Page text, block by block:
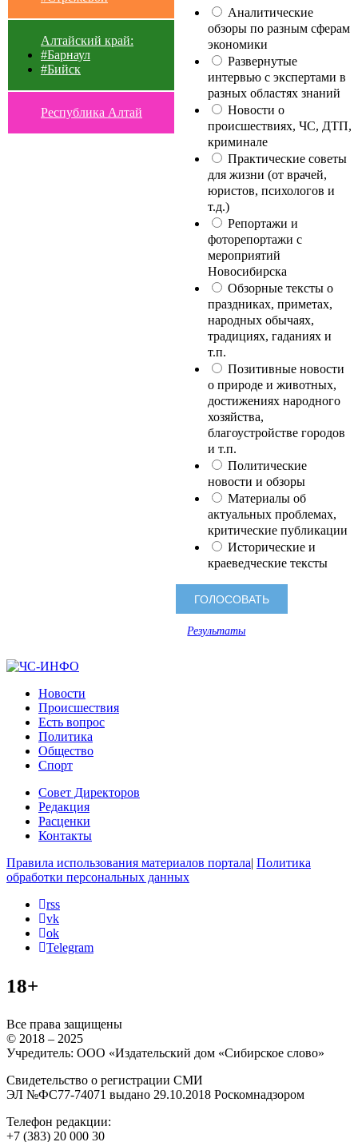
Алтайский край:
#Барнаул
#Бийск
Республика Алтай
Аналитические
обзоры по разным сферам
экономики
Развернутые
интервью с экспертами в
разных областях знаний
Новости о
происшествиях, ЧС, ДТП,
криминале
Практические советы
для жизни (от врачей,
юристов, психологов и
т.д.)
Репортажи и
фоторепортажи с
мероприятий
Новосибирска
Обзорные тексты о
праздниках, приметах,
народных обычаях,
традициях, гаданиях и
т.п.
Позитивные новости
о природе и животных,
достижениях народного
хозяйства,
благоустройстве городов
и т.п.
Политические
новости и обзоры
Материалы об
актуальных проблемах,
критические публикации
Исторические и
краеведческие тексты
Результаты
Новости
Происшествия
Есть вопрос
Политика
Общество
Спорт
Совет Директоров
Редакция
Расценки
Контакты
Правила использования материалов портала| Политика
обработки персональных данных
rss
vk
ok
Telegram
18+
Все права защищены
© 2018 – 2025
Учредитель: ООО «Издательский дом «Сибирское слово»
Свидетельство о регистрации СМИ
ЭЛ №ФС77-74071 выдано 29.10.2018 Роскомнадзором
Телефон редакции:
+7 (383) 20 000 30